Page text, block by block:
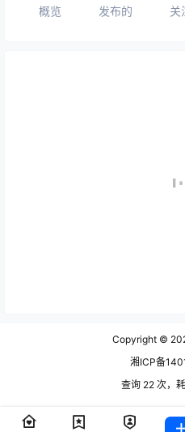
概览 发布的 关
Copyright ©
湘ICP备
查询 22 次，